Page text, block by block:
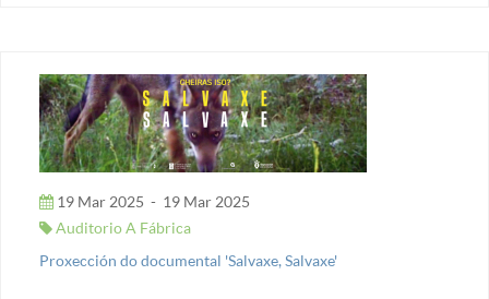
19 Mar 2025 - 19 Mar 2025
Auditorio A Fábrica
Proxección do documental 'Salvaxe, Salvaxe'